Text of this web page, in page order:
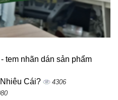
tem nhãn dán sản phẩm
Cái? 4306